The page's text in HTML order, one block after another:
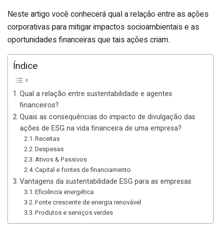
Neste artigo você conhecerá qual a relação entre as ações
corporativas para mitigar impactos socioambientais e as
oportunidades financeiras que tais ações criam.
Índice
Qual a relação entre sustentabilidade e agentes
financeiros?
Quais as consequências do impacto de divulgação das
ações de ESG na vida financeira de uma empresa?
Receitas
Despesas
Ativos & Passivos
Capital e fontes de financiamento
Vantagens da sustentabilidade ESG para as empresas
Eficiência energética
Fonte crescente de energia renovável
Produtos e serviços verdes